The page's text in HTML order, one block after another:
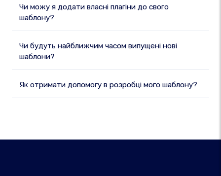
Чи можу я додати власні плагіни до свого
шаблону?
Чи будуть найближчим часом випущені нові
шаблони?
Як отримати допомогу в розробці мого шаблону?